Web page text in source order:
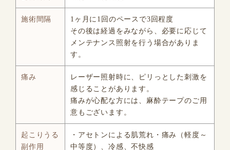
施術間隔
1ヶ月に1回のペースで3回程度
その後は経過をみながら、必要に応じて
メンテナンス照射を行う場合がありま
す。
痛み
レーザー照射時に、ピリっとした刺激を
感じることがあります。
痛みが心配な方には、麻酔テープのご用
意もございます。
起こりうる
副作用
・アセトンによる肌荒れ・痛み（軽度～
中等度）、冷感、不快感